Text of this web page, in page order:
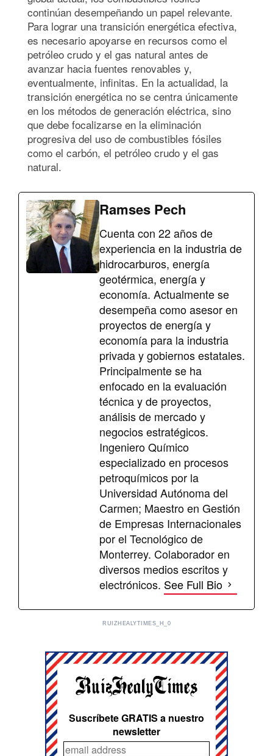
continúan desempeñando un papel relevante.
Para lograr una transición energética efectiva,
es necesario apoyarse en recursos como el
petróleo crudo y el gas natural antes de
avanzar hacia fuentes renovables y,
eventualmente, infinitas. En la actualidad, la
transición energética no se centra únicamente
en los métodos de generación eléctrica, sino
que debe focalizarse en la eliminación
progresiva del uso de combustibles fósiles
como el carbón, el petróleo crudo y el gas
natural.
Ramses Pech
Cuenta con 22 años de
experiencia en la industria de
hidrocarburos, energía
geotérmica, energía y
economía. Actualmente se
desempeña como asesor en
proyectos de energía y
economía para la industria
privada y gobiernos estatales.
Principalmente se ha
enfocado en la evaluación
técnica y de proyectos,
análisis de mercado y
negocios estratégicos.
Ingeniero Químico
especializado en procesos
petroquímicos por la
Universidad Autónoma del
Carmen; Maestro en Gestión
de Empresas Internacionales
por el Tecnológico de
Monterrey. Colaborador en
diversos medios escritos y
electrónicos. See Full Bio
RUIZHEALYTIMES_H_0
Suscríbete GRATIS a nuestro
newsletter